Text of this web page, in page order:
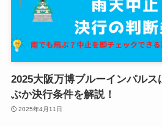
2025大阪万博ブルーインパル
ぶか決行条件を解説！
2025年4月11日